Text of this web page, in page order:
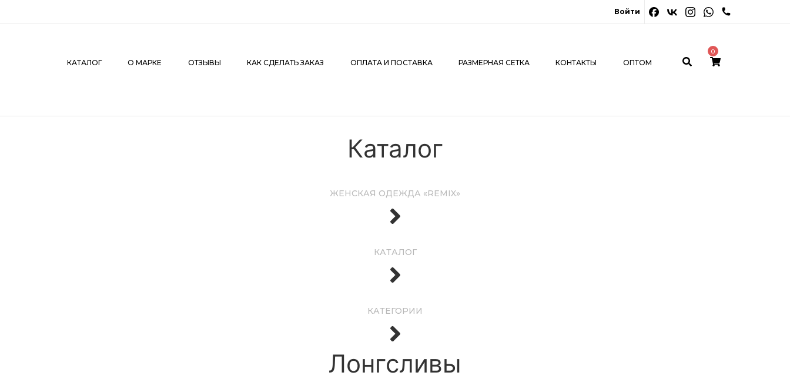
Войти
КАТАЛОГ О МАРКЕ ОТЗЫВЫ КАК СДЕЛАТЬ ЗАКАЗ ОПЛАТА И ПОСТАВКА РАЗМЕРНАЯ СЕТКА КОНТАКТЫ ОПТОМ
0
МОЙ КАБИНЕТ
Каталог
ЖЕНСКАЯ ОДЕЖДА «REMIX»
КАТАЛОГ
КАТЕГОРИИ
Лонгсливы